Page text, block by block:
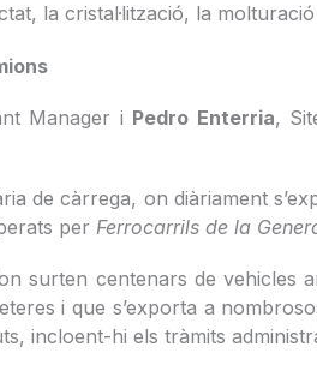
la cristal·lització, la
Manager i Pedro Enterria,
de càrrega, on diàriament
per Ferrocarrils de la
surten centenars de
i que s’exporta a
incloent-hi els tràmits